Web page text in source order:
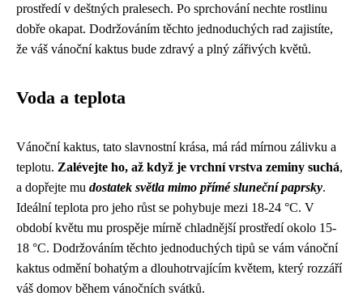
prostředí v deštných pralesech. Po sprchování nechte rostlinu
dobře okapat. Dodržováním těchto jednoduchých rad zajistíte,
že váš vánoční kaktus bude zdravý a plný zářivých květů.
Voda a teplota
Vánoční kaktus, tato slavnostní krása, má rád mírnou zálivku a
teplotu. Zalévejte ho, až když je vrchní vrstva zeminy suchá,
a dopřejte mu dostatek světla mimo přímé sluneční paprsky.
Ideální teplota pro jeho růst se pohybuje mezi 18-24 °C. V
období květu mu prospěje mírně chladnější prostředí okolo 15-
18 °C. Dodržováním těchto jednoduchých tipů se vám vánoční
kaktus odmění bohatým a dlouhotrvajícím květem, který rozzáří
váš domov během vánočních svátků.